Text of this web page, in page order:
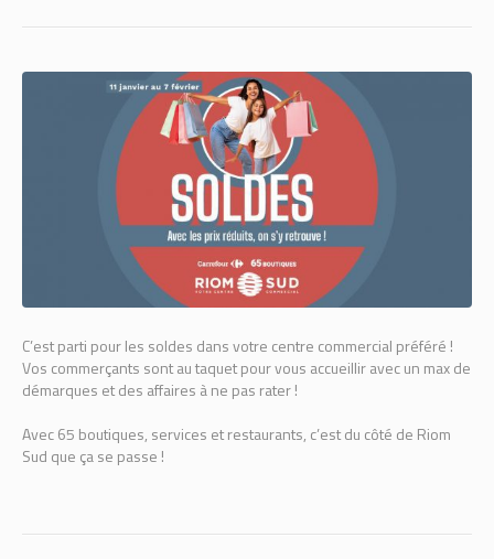
C’est parti pour les soldes dans votre centre commercial préféré !
Vos commerçants sont au taquet pour vous accueillir avec un max de
démarques et des affaires à ne pas rater !
Avec 65 boutiques, services et restaurants, c’est du côté de Riom
Sud que ça se passe !